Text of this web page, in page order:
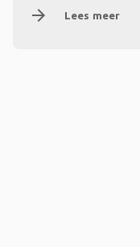
arrow_forward Lees meer